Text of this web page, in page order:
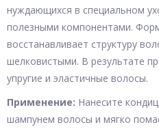
нуждающихся в специальном
полезными компонентами.
восстанавливает структуру
шелковистыми. В результате
упругие и эластичные волосы.
Применение: Нанесите
шампунем волосы и мягко